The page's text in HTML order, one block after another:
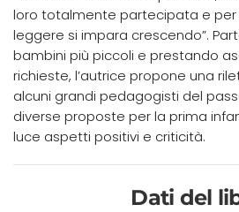
loro totalmente partecipata e per
leggere si impara crescendo”.
bambini più piccoli e prestando
richieste, l’autrice propone una
alcuni grandi pedagogisti del
diverse proposte per la prima
luce aspetti positivi e criticità.
Dati del